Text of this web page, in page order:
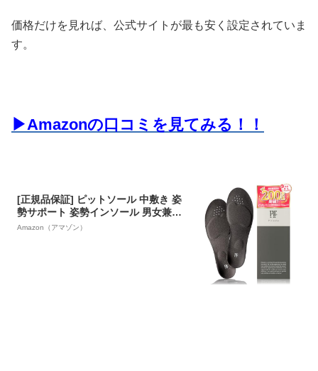
価格だけを見れば、公式サイトが最も安く設定されていま
す。
▶Amazonの口コミを見てみる！！
[正規品保証] ピットソール 中敷き 姿
勢サポート 姿勢インソール 男女兼用
立ち仕事 アーチサポート サイズ調整
Amazon（アマゾン）